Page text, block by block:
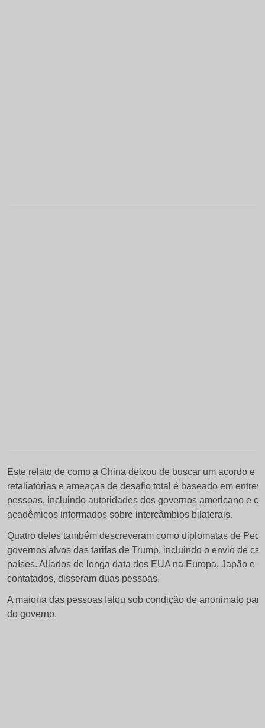
Este relato de como a China deixou de buscar um acordo e
retaliatórias e ameaças de desafio total é baseado em
pessoas, incluindo autoridades dos governos americano e
acadêmicos informados sobre intercâmbios bilaterais.
Quatro deles também descreveram como diplomatas de
governos alvos das tarifas de Trump, incluindo o envio de
países. Aliados de longa data dos EUA na Europa, Japão e
contatados, disseram duas pessoas.
A maioria das pessoas falou sob condição de anonimato
do governo.